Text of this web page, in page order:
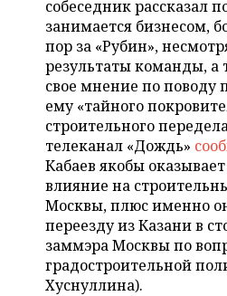
ЭНЕРГЕТИКА
УСЛУГИ
МЕДИА
ТЕЛЕКОММУНИКАЦИИ
ВЫЕЗДНАЯ РЕДАКЦИЯ
БИЗНЕС-БРАНЧИ
ONLINE-КОНФЕРЕНЦИИ
ОТКРЫТАЯ ЛЕКЦИЯ
НОВОСТИ СПОРТА
ФУТБОЛ
ХОККЕЙ
БАСКЕТБОЛ
ВОЛЕЙБОЛ
КИБЕРСПОРТ
ФИГУРНОЕ КАТАНИЕ
ОБЩЕСТВО
НОВОСТИ ОБЩЕСТВА
ВЛАСТЬ
ИНФРАСТРУКТУРА
ИСТОРИЯ
КУЛЬТУРА
МЕДИЦИНА
ФОТОГАЛЕРЕЯ
СЮЖЕТЫ
СПРАВОЧНИК
СПИСОК ПЕРСОН
СПИСОК КОМПАНИЙ
ПОЛНАЯ ВЕРСИЯ
собеседник рассказал
занимается бизнесом,
пор за «Рубин»,
результаты команды, а
свое мнение по поводу
ему «тайного
строительного
телеканал «Дождь»
Кабаев якобы
влияние на
Москвы, плюс именно
переезду из Казани в
заммэра Москвы по
градостроительной
Хуснуллина).